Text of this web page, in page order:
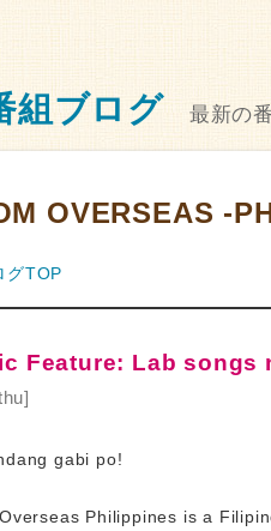
組ブログ 最新の
OVERSEAS -
グTOP
Feature: Lab songs
gabi po!
Philippines is a